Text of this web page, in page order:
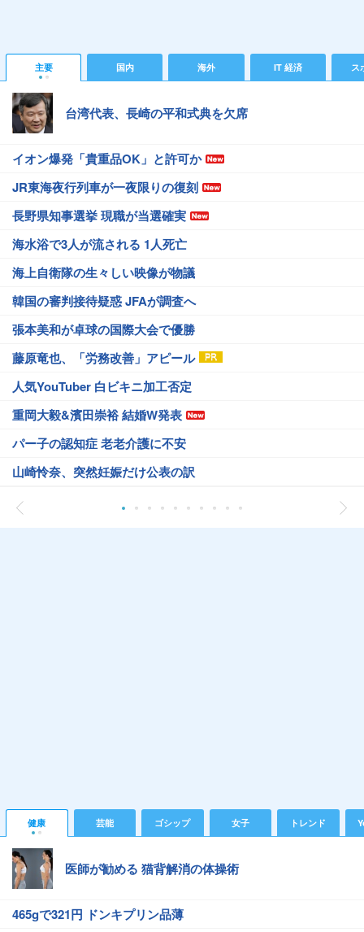
主要 国内 海外 IT 経済 ス
台湾代表、長崎の平和式典を欠席
イオン爆発「貴重品OK」と許可か
JR東海夜行列車が一夜限りの復刻
長野県知事選挙 現職が当選確実
海水浴で3人が流される 1人死亡
海上自衛隊の生々しい映像が物議
韓国の審判接待疑惑 JFAが調査へ
張本美和が卓球の国際大会で優勝
藤原竜也、「労務改善」アピール
人気YouTuber 白ビキニ加工否定
重岡大毅&濱田崇裕 結婚W発表
パー子の認知症 老老介護に不安
山崎怜奈、突然妊娠だけ公表の訳
健康 芸能 ゴシップ 女子 トレンド
医師が勧める 猫背解消の体操術
465gで321円 ドンキプリン品薄